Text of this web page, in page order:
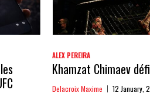
ALEX PEREIRA
Khamzat Chimaev
Delacroix Maxime 12 January,